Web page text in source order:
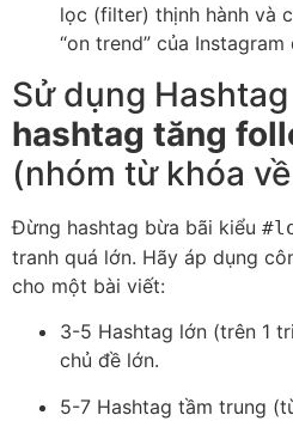
lọc (filter) thịnh hành và
“on trend” của
Sử dụng
hashtag tăng
(nhóm từ khóa
Đừng hashtag bừa bãi kiểu
tranh quá lớn. Hãy áp dụng
cho một bài viết:
3-5 Hashtag lớn (trên 1
chủ đề lớn.
5-7 Hashtag tầm trung